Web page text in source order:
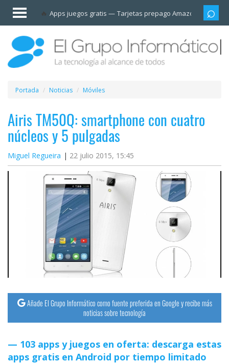
Apps juegos gratis Tarjetas prepago Amazon
Invitado
Iniciar
sesión /
Registrarse
Esenciales
Móviles
Ofertas
Apps
Plataformas
streaming
Operadores
Trucos
Tutoriales
Ciberseguridad
Portada Noticias Móviles
Airis TM50Q: smartphone con cuatro
núcleos y 5 pulgadas
Miguel Regueira 22 julio 2015, 15:45
Añade El Grupo Informático como fuente preferida en Google y recibe más
noticias sobre tecnología
103 apps y juegos en oferta: descarga estas
apps gratis en Android por tiempo limitado